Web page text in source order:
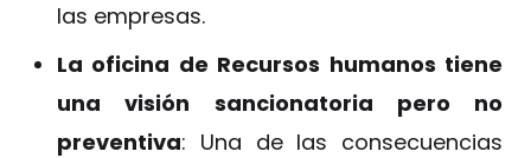
las empresas.
La oficina de Recursos humanos tiene
una visión sancionatoria pero no
preventiva: Una de las consecuencias